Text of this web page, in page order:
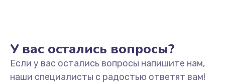
Замена процессора
1800 руб.
У вас остались вопросы?
Если у вас остались вопросы напишите нам,
наши специалисты с радостью ответят вам!